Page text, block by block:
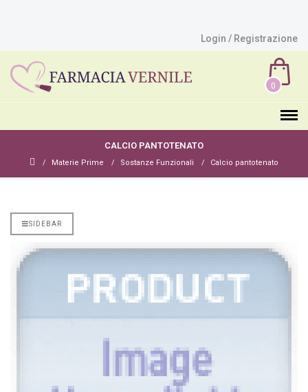
Login / Registrazione
0
CALCIO PANTOTENATO
Materie Prime Sostanze Funzionali Calcio pantotenato
SIDEBAR